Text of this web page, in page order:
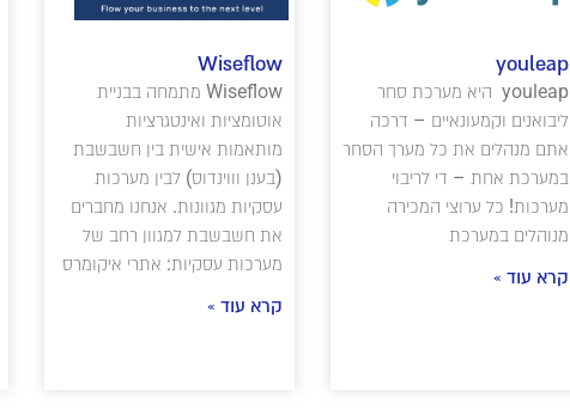
youleap
youleap היא מערכת סחר
ליבואנים וקמעונאיים – דרכה
אתם מנהלים את כל מערך הסחר
במערכת אחת – די לריבוי
מערכות! כל ערוצי המכירה
מנוהלים במערכת
קרא עוד »
Wiseflow
Wiseflow מתמחה בבניית
אוטומציות ואינטגרציות
מותאמות אישית בין חשבשבת
(בענן וווינדוס) לבין מערכות
עסקיות מגוונות. אנחנו מחברים
את חשבשבת למגוון רחב של
מערכות עסקיות: אתרי איקומרס
קרא עוד »